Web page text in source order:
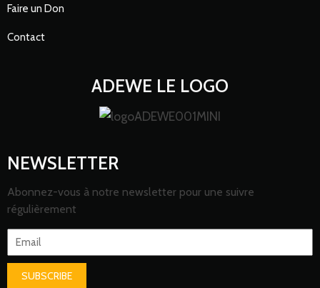
Faire un Don
Contact
ADEWE LE LOGO
NEWSLETTER
Abonnez-vous à notre newsletter pour une suivre
régulièrement
SUBSCRIBE